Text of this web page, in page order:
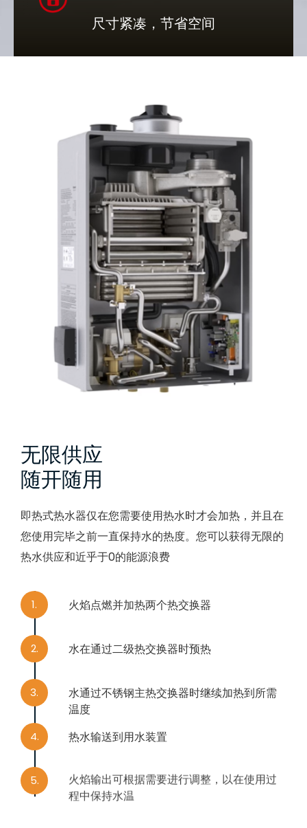
尺寸紧凑，节省空间
无限供应
随开随用
即热式热水器仅在您需要使用热水时才会加热，并且在
您使用完毕之前一直保持水的热度。您可以获得无限的
热水供应和近乎于0的能源浪费
1. 火焰点燃并加热两个热交换器
2. 水在通过二级热交换器时预热
3.
水通过不锈钢主热交换器时继续加热到所需
温度
4. 热水输送到用水装置
5.
火焰输出可根据需要进行调整，以在使用过
程中保持水温